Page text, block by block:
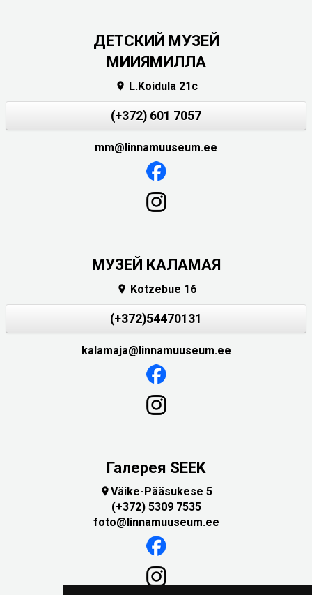
ДЕТСКИЙ МУЗЕЙ
МИИЯМИЛЛА
 L.Koidula 21c
(+372) 601 7057
mm@linnamuuseum.ee
МУЗЕЙ КАЛАМАЯ
 Kotzebue 16
(+372)54470131
kalamaja@linnamuuseum.ee
Галерея SEEK
Väike-Pääsukese 5
(+372) 5309 7535
foto@linnamuuseum.ee